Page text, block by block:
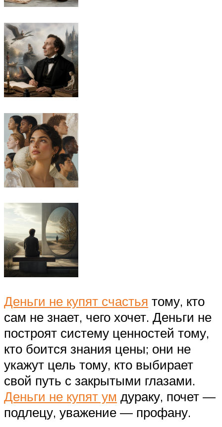
Деньги не купят счастья тому, кто
сам не знает, чего хочет. Деньги не
построят систему ценностей тому,
кто боится знания цены; они не
укажут цель тому, кто выбирает
свой путь с закрытыми глазами.
Деньги не купят ум дураку, почет —
подлецу, уважение — профану.